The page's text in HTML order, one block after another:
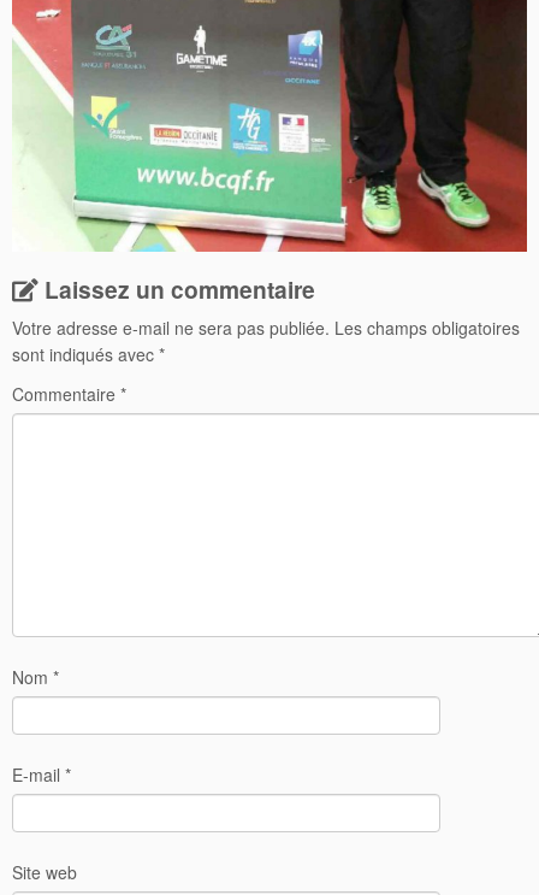
Laissez un commentaire
Votre adresse e-mail ne sera pas publiée. Les champs obligatoires
sont indiqués avec *
Commentaire *
Nom *
E-mail *
Site web